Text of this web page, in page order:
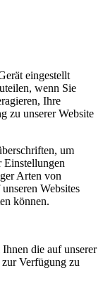
eingestellt
wenn Sie
Ihre
zu unserer Website
um
Einstellungen
Arten von
Websites
können.
die auf unserer
Verfügung zu